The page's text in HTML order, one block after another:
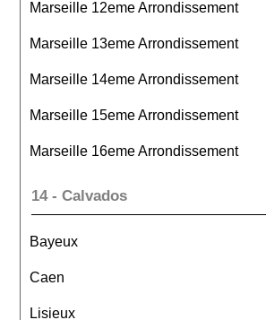
Marseille 12eme Arrondissement
Marseille 13eme Arrondissement
Marseille 14eme Arrondissement
Marseille 15eme Arrondissement
Marseille 16eme Arrondissement
14 - Calvados
Bayeux
Caen
Lisieux